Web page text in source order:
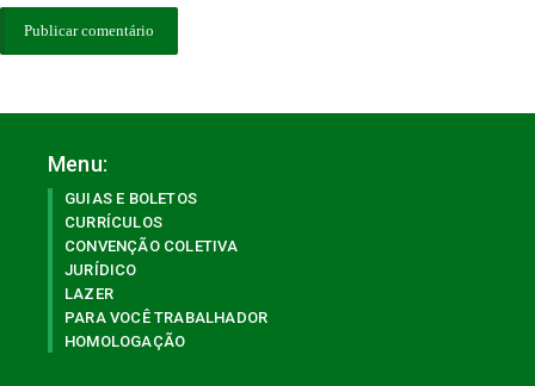
Menu:
GUIAS E BOLETOS
CURRÍCULOS
CONVENÇÃO COLETIVA
JURÍDICO
LAZER
PARA VOCÊ TRABALHADOR
HOMOLOGAÇÃO